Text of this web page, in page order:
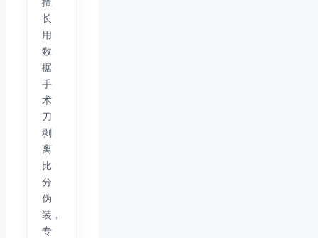
长
用
数
据
手
术
刀
剥
离
比
分
伪
装，
专